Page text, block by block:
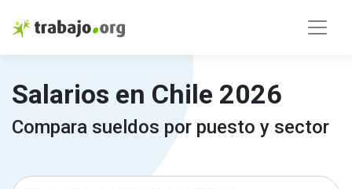
Salarios en Chile 2026
Compara sueldos por puesto y sector